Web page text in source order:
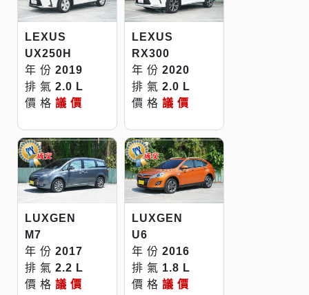
LEXUS
UX250H
年 份 2019
排 氣 2.0 L
價 格 議 價
LEXUS
RX300
年 份 2020
排 氣 2.0 L
價 格 議 價
LUXGEN
M7
年 份 2017
排 氣 2.2 L
價 格 議 價
LUXGEN
U6
年 份 2016
排 氣 1.8 L
價 格 議 價